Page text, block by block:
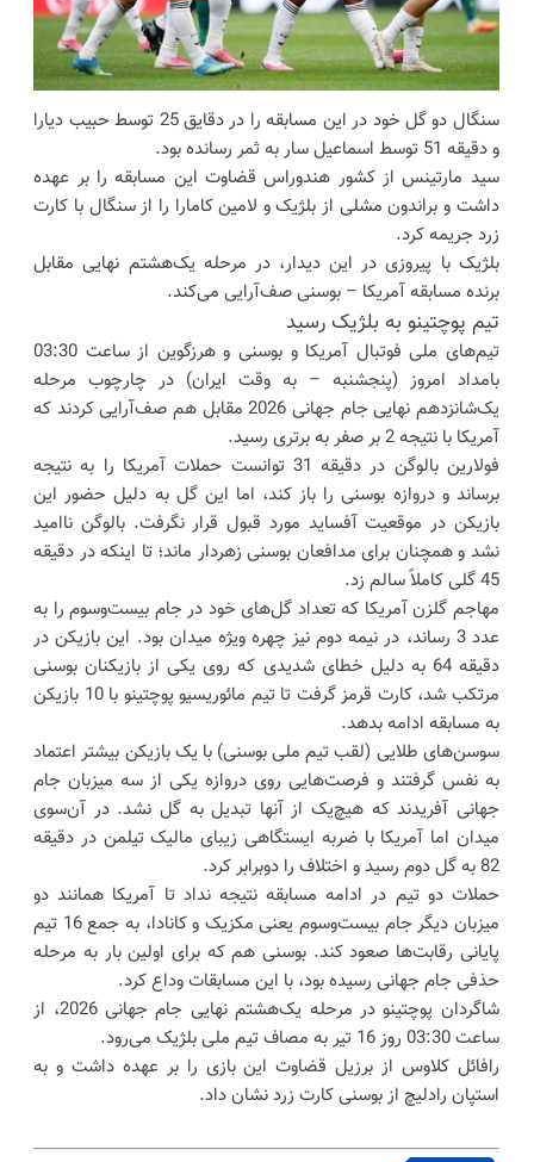
سنگال دو گل خود در این مسابقه را در دقایق 25 توسط حبیب دیارا
و دقیقه 51 توسط اسماعیل سار به ثمر رسانده بود.
سید مارتینس از کشور هندوراس قضاوت این مسابقه را بر عهده
داشت و براندون مشلی از بلژیک و لامین کامارا را از سنگال با کارت
زرد جریمه کرد.
بلژیک با پیروزی در این دیدار، در مرحله یک‌هشتم نهایی مقابل
برنده مسابقه آمریکا – بوسنی صف‌آرایی می‌کند.
تیم پوچتینو به بلژیک رسید
تیم‌های ملی فوتبال آمریکا و بوسنی و هرزگوین از ساعت 03:30
بامداد امروز (پنجشنبه – به وقت ایران) در چارچوب مرحله
یک‌شانزدهم نهایی جام جهانی 2026 مقابل هم صف‌آرایی کردند که
آمریکا با نتیجه 2 بر صفر به برتری رسید.
فولارین بالوگن در دقیقه 31 توانست حملات آمریکا را به نتیجه
برساند و دروازه بوسنی را باز کند، اما این گل به دلیل حضور این
بازیکن در موقعیت آفساید مورد قبول قرار نگرفت. بالوگن ناامید
نشد و همچنان برای مدافعان بوسنی زهردار ماند؛ تا اینکه در دقیقه
45 گلی کاملاً سالم زد.
مهاجم گلزن آمریکا که تعداد گل‌های خود در جام بیست‌وسوم را به
عدد 3 رساند، در نیمه دوم نیز چهره ویژه میدان بود. این بازیکن در
دقیقه 64 به دلیل خطای شدیدی که روی یکی از بازیکنان بوسنی
مرتکب شد، کارت قرمز گرفت تا تیم مائوریسیو پوچتینو با 10 بازیکن
به مسابقه ادامه بدهد.
سوسن‌های طلایی (لقب تیم ملی بوسنی) با یک بازیکن بیشتر اعتماد
به نفس گرفتند و فرصت‌هایی روی دروازه یکی از سه میزبان جام
جهانی آفریدند که هیچ‌یک از آنها تبدیل به گل نشد. در آن‌سوی
میدان اما آمریکا با ضربه ایستگاهی زیبای مالیک تیلمن در دقیقه
82 به گل دوم رسید و اختلاف را دوبرابر کرد.
حملات دو تیم در ادامه مسابقه نتیجه نداد تا آمریکا همانند دو
میزبان دیگر جام بیست‌وسوم یعنی مکزیک و کانادا، به جمع 16 تیم
پایانی رقابت‌ها صعود کند. بوسنی هم که برای اولین بار به مرحله
حذفی جام جهانی رسیده بود، با این مسابقات وداع کرد.
شاگردان پوچتینو در مرحله یک‌هشتم نهایی جام جهانی 2026، از
ساعت 03:30 روز 16 تیر به مصاف تیم ملی بلژیک می‌رود.
رافائل کلاوس از برزیل قضاوت این بازی را بر عهده داشت و به
استپان رادلیچ از بوسنی کارت زرد نشان داد.